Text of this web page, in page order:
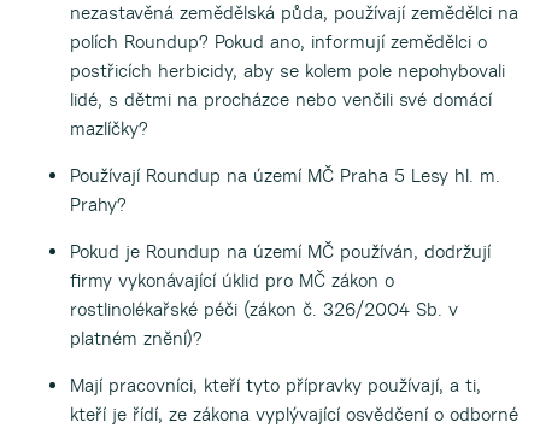
nezastavěná zemědělská půda, používají zemědělci na
polích Roundup? Pokud ano, informují zemědělci o
postřicích herbicidy, aby se kolem pole nepohybovali
lidé, s dětmi na procházce nebo venčili své domácí
mazlíčky?
Používají Roundup na území MČ Praha 5 Lesy hl. m.
Prahy?
Pokud je Roundup na území MČ používán, dodržují
firmy vykonávající úklid pro MČ zákon o
rostlinolékařské péči (zákon č. 326/2004 Sb. v
platném znění)?
Mají pracovníci, kteří tyto přípravky používají, a ti,
kteří je řídí, ze zákona vyplývající osvědčení o odborné